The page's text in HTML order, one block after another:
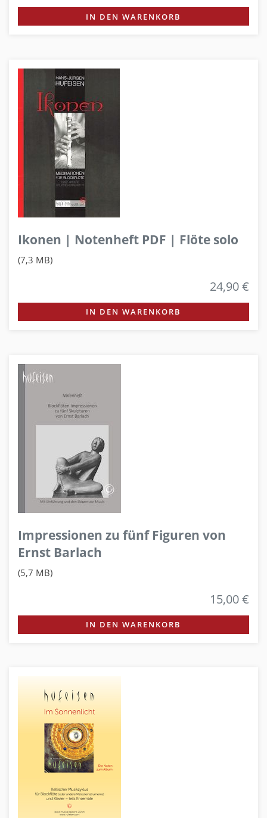
IN DEN WARENKORB
Ikonen | Notenheft PDF | Flöte solo
(7,3 MB)
24,90 €
IN DEN WARENKORB
Impressionen zu fünf Figuren von
Ernst Barlach
(5,7 MB)
15,00 €
IN DEN WARENKORB